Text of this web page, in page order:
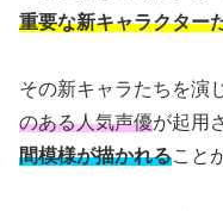
重要な新キャラクター
その新キャラたちを演
のある人気声優が起用
間模様が描かれること